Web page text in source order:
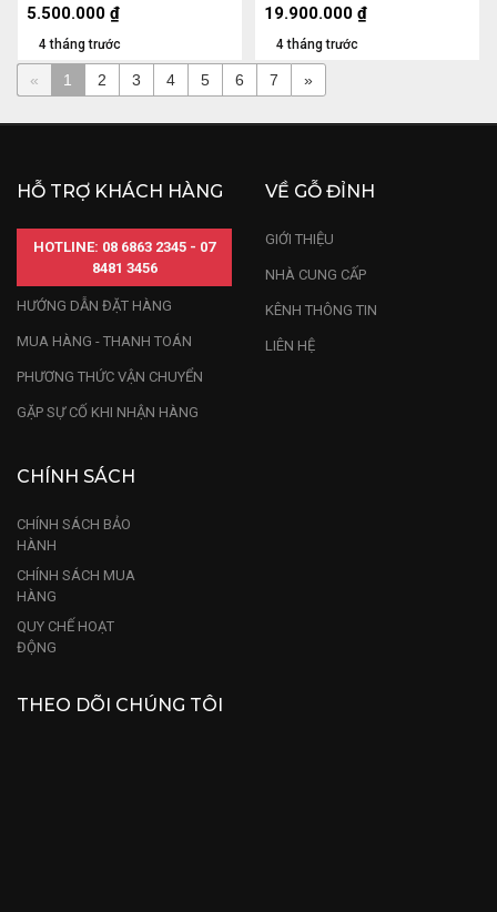
4 tháng trước
5.500.000 ₫
-28
4 tháng trước
19.900.000 ₫
« 1 2 3 4 5 6 7 »
HỖ TRỢ KHÁCH HÀNG
HOTLINE: 08 6863 2345 - 07
8481 3456
HƯỚNG DẪN ĐẶT HÀNG
MUA HÀNG - THANH TOÁN
PHƯƠNG THỨC VẬN CHUYỂN
GẶP SỰ CỐ KHI NHẬN HÀNG
VỀ GỖ ĐỈNH
GIỚI THIỆU
NHÀ CUNG CẤP
KÊNH THÔNG TIN
LIÊN HỆ
CHÍNH SÁCH
CHÍNH SÁCH BẢO
HÀNH
CHÍNH SÁCH MUA
HÀNG
QUY CHẾ HOẠT
ĐỘNG
THEO DÕI CHÚNG TÔI